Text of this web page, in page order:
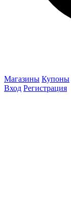
Магазины Купоны
Вход Регистрация